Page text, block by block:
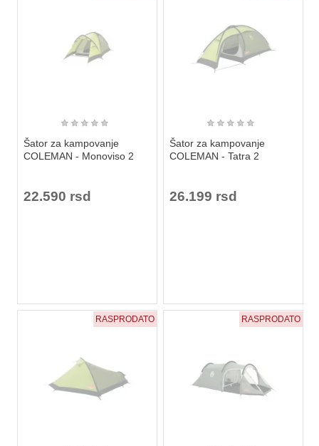
★ ★ ★ ★ ★
Šator za kampovanje
COLEMAN - Monoviso 2
22.590 rsd
★ ★ ★ ★ ★
Šator za kampovanje
COLEMAN - Tatra 2
26.199 rsd
RASPRODATO RASPRODATO